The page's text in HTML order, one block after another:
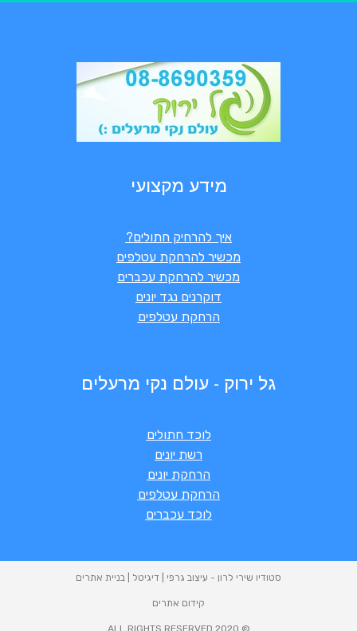
גל ירוק - עולם נקי מרעלים
לוכד חתולים
רשת יונים
הרחקת יונים
הרחקת עטלפים
לוכד עכברים
מידע מקצועי
איך להרחיק חתולים?
מכשיר להרחקת עטלפים
מכשיר להרחקת עכברים
דוקרנים נגד יונים
הרחקת עטלפים
סטודיו שירי לרון - עיצוב גרפי | דיגיטל | בניית אתרים
קידום אתרים
© 2020 ALL RIGHTS RESERVED​